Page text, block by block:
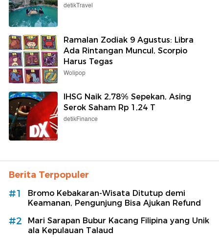
detikTravel
Ramalan Zodiak 9 Agustus: Libra
Ada Rintangan Muncul, Scorpio
Harus Tegas
Wolipop
IHSG Naik 2,78% Sepekan, Asing
Serok Saham Rp 1,24 T
detikFinance
Berita Terpopuler
#1
Bromo Kebakaran-Wisata Ditutup demi
Keamanan, Pengunjung Bisa Ajukan Refund
#2
Mari Sarapan Bubur Kacang Filipina yang Unik
ala Kepulauan Talaud